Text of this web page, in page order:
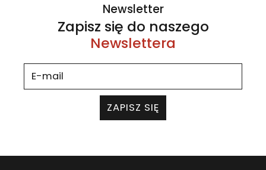
Newsletter
Zapisz się do naszego
Newslettera
ZAPISZ SIĘ